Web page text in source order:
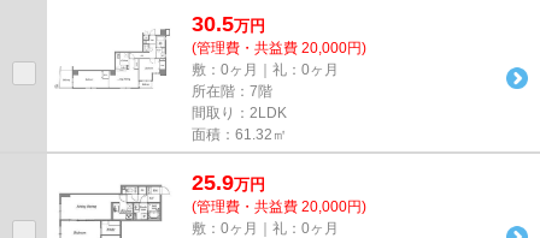
30.5万円
(管理費・共益費 20,000円)
敷：0ヶ月｜礼：0ヶ月
所在階：7階
間取り：2LDK
面積：61.32㎡
25.9万円
(管理費・共益費 20,000円)
敷：0ヶ月｜礼：0ヶ月